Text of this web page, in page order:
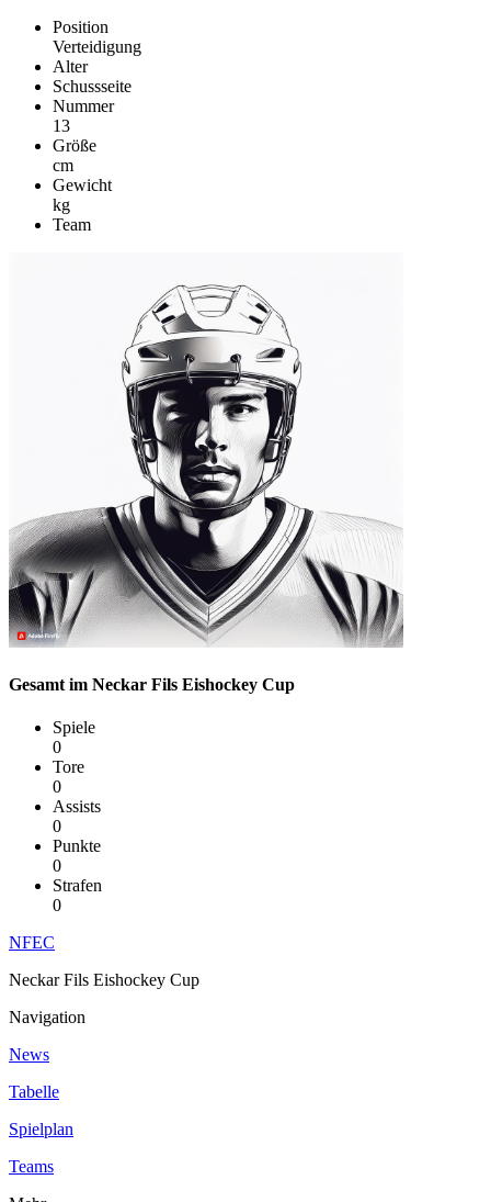
Position
Verteidigung
Alter
Schussseite
Nummer
13
Größe
cm
Gewicht
kg
Team
Gesamt im Neckar Fils Eishockey Cup
Spiele
0
Tore
0
Assists
0
Punkte
0
Strafen
0
NFEC
Neckar Fils Eishockey Cup
Navigation
News
Tabelle
Spielplan
Teams